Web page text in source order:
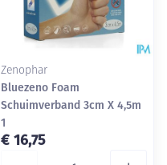
Zenophar
Bluezeno Foam
Schuimverband 3cm X 4,5m
1
€ 16,75